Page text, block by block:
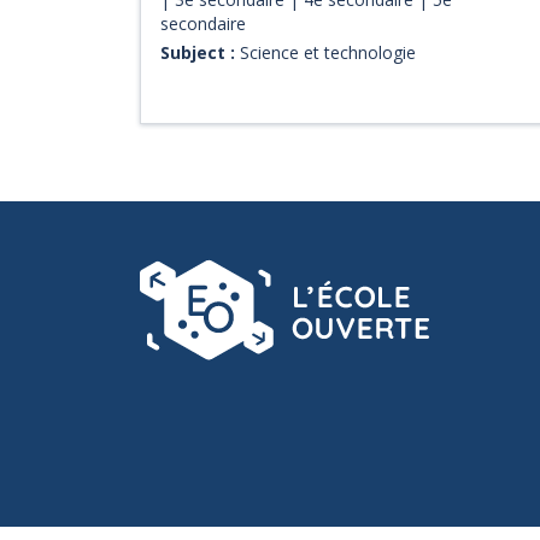
explique de quelle façon la lumière du soleil est
diffusée dans l'atmosphère de la Terre.
secondaire
Subject : Science et technologie